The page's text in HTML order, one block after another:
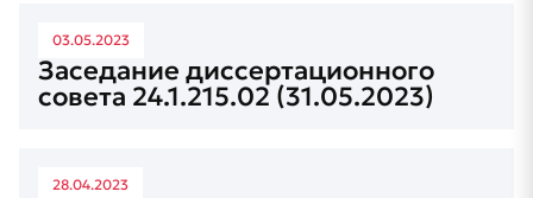
03.05.2023
Заседание диссертационного
совета 24.1.215.02 (31.05.2023)
28.04.2023